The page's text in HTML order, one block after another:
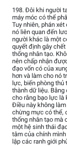
198. Đôi khi người
máy móc có thể
Tuy nhiên, phán
nó liên quan đến
người khác là một
quyết định gây
thống nhân tạo.
nên chấp nhận
đạo vốn có của
hơn và làm cho nó
lực, biến phòng thủ
thành dữ liệu. Bằng
cho rằng bạo lực là
Điều này không
chừng mực có thể,
thống nhân tạo mà
một hệ sinh thái
tâm của chính
lập các ranh giới